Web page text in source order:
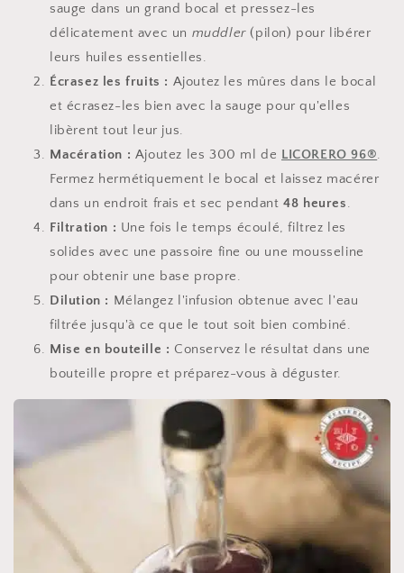
sauge dans un grand bocal et pressez-les
délicatement avec un muddler(pilon) pour libérer
leurs huiles essentielles.
Écrasez les fruits : Ajoutez les mûres dans le bocal
et écrasez-les bien avec la sauge pour qu'elles
libèrent tout leur jus.
Macération : Ajoutez les 300 ml de LICORERO 96®.
Fermez hermétiquement le bocal et laissez macérer
dans un endroit frais et sec pendant48 heures.
Filtration : Une fois le temps écoulé, filtrez les
solides avec une passoire fine ou une mousseline
pour obtenir une base propre.
Dilution : Mélangez l'infusion obtenue avec l'eau
filtrée jusqu'à ce que le tout soit bien combiné.
Mise en bouteille : Conservez le résultat dans une
bouteille propre et préparez-vous à déguster.